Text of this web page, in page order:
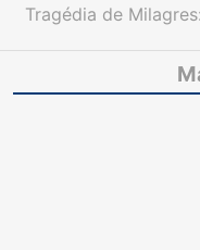
Tragédia de Milagres:
a pagar R$ 300 mil à
família de pai e filho